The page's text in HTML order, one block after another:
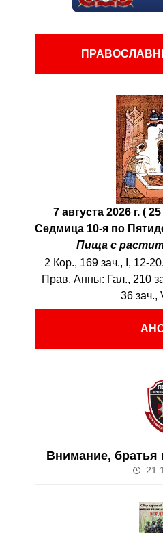
7 августа 2026 г. (
Седмица 10-я по
Пища с
2 Кор., 169 зач., I, 12-20.
Прав. Анны: Гал., 210
36 зач.,
Внимание, братья